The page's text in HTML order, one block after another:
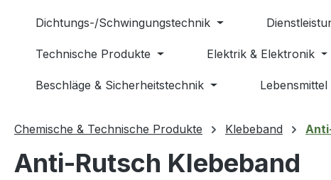
Dichtungs-/Schwingungstechnik
Technische Produkte Elektrik & Elektronik
Beschläge & Sicherheitstechnik Lebensmittel
Chemische & Technische Produkte Klebeband
Anti-Rutsch Klebeband